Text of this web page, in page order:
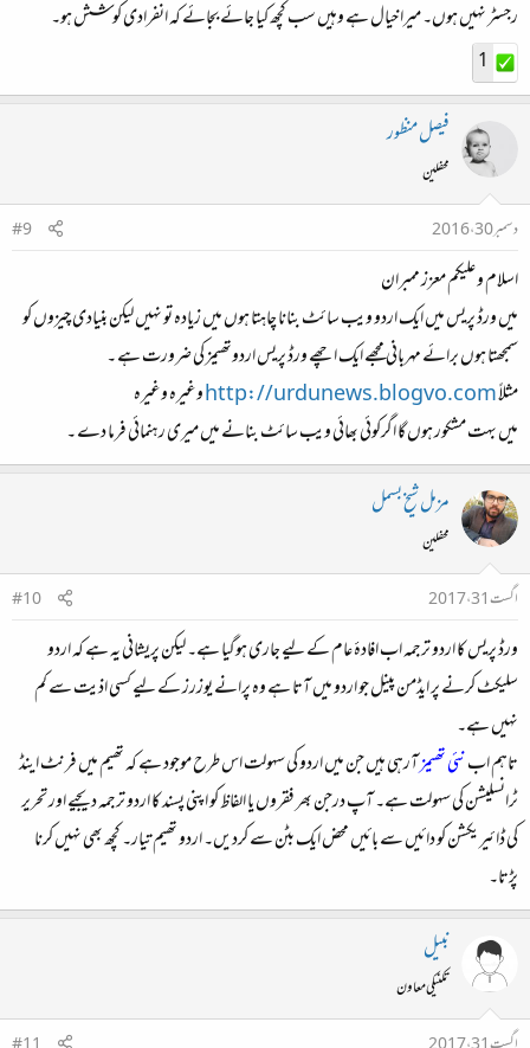
رجسٹر نہیں ہوں۔ میرا خیال ہے وہیں سب کچھ کیا جائے بجائے کہ انفرادی کوشش ہو۔
1
فیصل منظور
محفلین
دسمبر 30، 2016
#9
اسلام و علیکم معزز ممبران
میں ورڈ پریس میں ایک اردو ویب سائٹ بنانا چاہتا ہوں میں زیادہ تو نہیں لیکن بنیادی چیزوں کو
سمجھتا ہوں برائے مہربانی مجھے ایک اچھے ورڈ پریس اردوتھیمز کی ضرورت ہے ۔
مثلاًhttp://urdunews.blogvo.comوغیرہ وغیرہ
میں بہت مشکور ہوں گا اگرکوئی بھائی ویب سائٹ بنانے میں میری رہنمائی فرما دے ۔
مزمل شیخ بسمل
محفلین
اگست 31، 2017
#10
ورڈ پریس کا اردو ترجمہ اب افادۂ عام کے لیے جاری ہوگیا ہے۔ لیکن پریشانی یہ ہے کہ اردو
سلیکٹ کرنے پر ایڈمن پینل جو اردو میں آتا ہے وہ پرانے یوزرز کے لیے کسی اذیت سے کم
نہیں ہے۔
تاہم ابنئی تھیمزآرہی ہیں جن میں اردو کی سہولت اس طرح موجود ہے کہ تھیم میں فرنٹ اینڈ
ٹرانسلیشن کی سہولت ہے۔ آپ درجن بھر فقروں یا الفاظ کو اپنی پسند کا اردو ترجمہ دیجیے اور تحریر
کی ڈائیریکشن کو دائیں سے بائیں محض ایک بٹن سے کردیں۔ اردو تھیم تیار۔ کچھ بھی نہیں کرنا
پڑتا۔
نبیل
تکنیکی معاون